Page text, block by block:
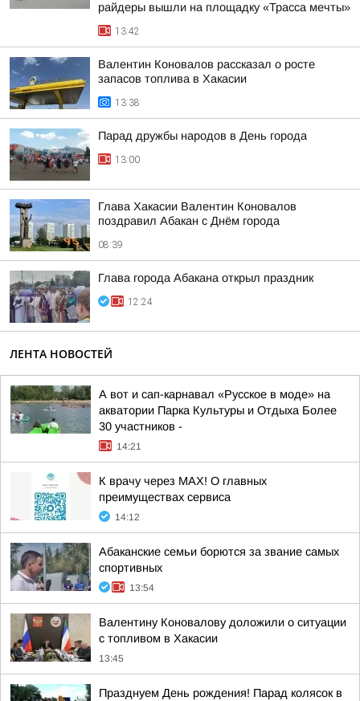
райдеры вышли на площадку «Трасса мечты»
13:42
Валентин Коновалов рассказал о росте
запасов топлива в Хакасии
13:38
Парад дружбы народов в День города
13:00
Глава Хакасии Валентин Коновалов
поздравил Абакан с Днём города
08:39
Глава города Абакана открыл праздник
12:24
ЛЕНТА НОВОСТЕЙ
А вот и сап-карнавал «Русское в моде» на
акватории Парка Культуры и Отдыха Более
30 участников -
14:21
К врачу через МАХ! О главных
преимуществах сервиса
14:12
Абаканские семьи борются за звание самых
спортивных
13:54
Валентину Коновалову доложили о ситуации
с топливом в Хакасии
13:45
Празднуем День рождения! Парад колясок в